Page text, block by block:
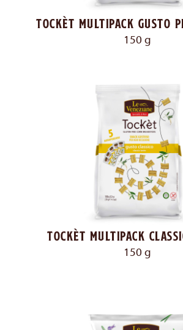
Tockèt multipack gusto
150 g
Tockèt multipack
150 g